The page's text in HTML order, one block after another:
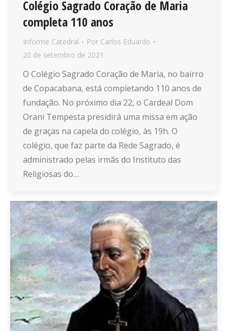
Colégio Sagrado Coração de Maria
completa 110 anos
Informe Catedral Por Carlos Eduardo
20 de setembro de 2021
O Colégio Sagrado Coração de Maria, no bairro
de Copacabana, está completando 110 anos de
fundação. No próximo dia 22, o Cardeal Dom
Orani Tempesta presidirá uma missa em ação
de graças na capela do colégio, às 19h. O
colégio, que faz parte da Rede Sagrado, é
administrado pelas irmãs do Instituto das
Religiosas do…